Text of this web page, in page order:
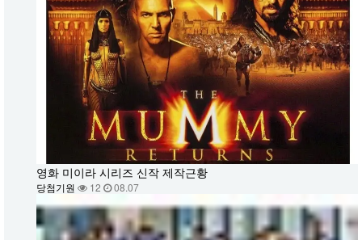
영화 미이라 시리즈 신작 제작근황
당첨기원 12 08.07